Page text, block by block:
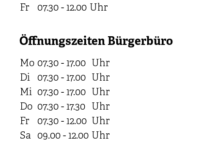
Fr
07.30 - 12.00 Uhr
Öffnungszeiten Bürgerbüro
Mo 07.30 - 17.00 Uhr
Di
07.30 - 17.00 Uhr
Mi 07.30 - 17.00 Uhr
Do 07.30 - 17.30 Uhr
Fr
07.30 - 12.00 Uhr
Sa 09.00 - 12.00 Uhr